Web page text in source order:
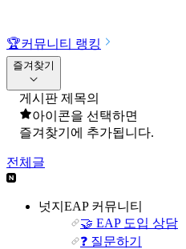
🏆커뮤니티 랭킹
즐겨찾기
게시판 제목의
아이콘을 선택하면
즐겨찾기에 추가됩니다.
전체글
넛지EAP 커뮤니티
🤝 EAP 도입 상담
❓ 질문하기